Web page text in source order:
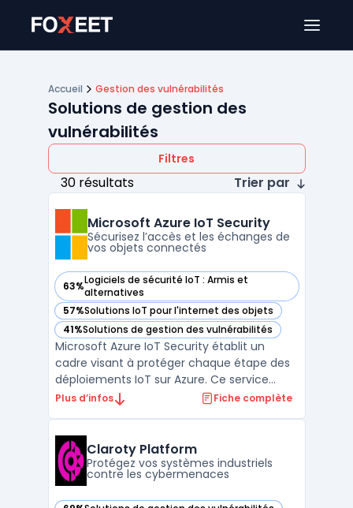
Accueil Gestion des vulnérabilités
Solutions de gestion des
vulnérabilités
Filtres
30 résultats Trier par
Microsoft Azure IoT Security
Sécurisez l’accès et les échanges de
vos objets connectés
63%Logiciels de sécurité IoT : Armis et
alternatives
— voir Microsoft Azure IoT Security dans cette catégorie
57%Solutions IoT pour l'internet des objets
— voir Microsoft Azure IoT Security dans cette catégorie
41%Solutions de gestion des vulnérabilités
— voir Microsoft Azure IoT Security dans cette catégorie
Microsoft Azure IoT Security établit un
cadre visant à protéger chaque étape des
déploiements IoT sur Azure. Ce service
s’attache à sécuriser les interactions entre
pesant sur les réseaux industriels et du
développement de ...
Plus d’infos Fiche complète
Claroty Platform
Protégez vos systèmes industriels
contre les cybermenaces